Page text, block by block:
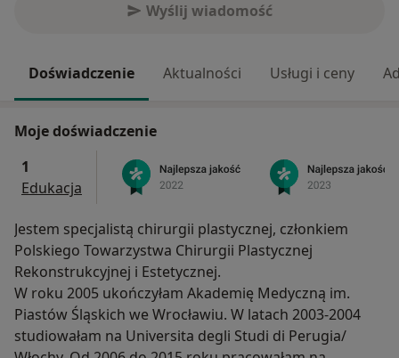
Wyślij wiadomość
Doświadczenie Aktualności Usługi i ceny
Moje doświadczenie
1
Edukacja
Jestem specjalistą chirurgii plastycznej, członkiem
Polskiego Towarzystwa Chirurgii Plastycznej
Rekonstrukcyjnej i Estetycznej.
W roku 2005 ukończyłam Akademię Medyczną im.
Piastów Śląskich we Wrocławiu. W latach 2003-2004
studiowałam na Universita degli Studi di Perugia/